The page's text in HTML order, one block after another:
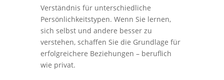
Verständnis für unterschiedliche
Persönlichkeitstypen. Wenn Sie lernen,
sich selbst und andere besser zu
verstehen, schaffen Sie die Grundlage für
erfolgreichere Beziehungen – beruflich
wie privat.